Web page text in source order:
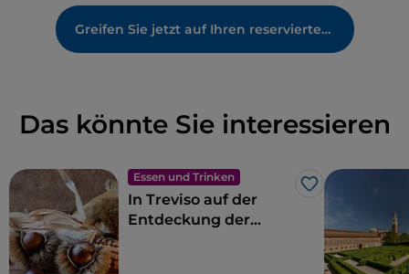
Greifen Sie jetzt auf Ihren reservierten Bereich zu
Das könnte Sie interessieren
Essen und Trinken
Like
In Treviso auf der
Entdeckung der